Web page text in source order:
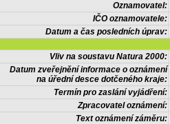
Oznamovatel:
IČO oznamovatele:
Datum a čas posledních úprav:
Vliv na soustavu Natura 2000:
Datum zveřejnění informace o oznámení
na úřední desce dotčeného kraje:
Termín pro zaslání vyjádření:
Zpracovatel oznámení:
Text oznámení záměru: